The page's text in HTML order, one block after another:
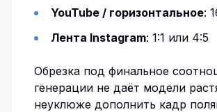
YouTube / горизонтальное:
Лента Instagram: 1:1 или 4:5
Обрезка под финальное
генерации не даёт модели
неуклюже дополнить кадр